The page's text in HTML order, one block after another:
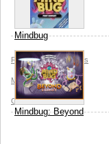
Mindbug
Richard Garfield Denis
Martynets Nerdlab
Games
Mindbug: Beyond